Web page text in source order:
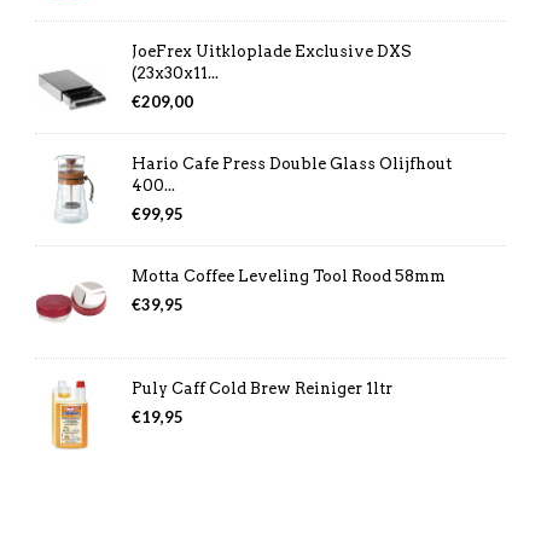
JoeFrex Uitkloplade Exclusive DXS
(23x30x11...
€209,00
Hario Cafe Press Double Glass Olijfhout
400...
€99,95
Motta Coffee Leveling Tool Rood 58mm
€39,95
Puly Caff Cold Brew Reiniger 1ltr
€19,95